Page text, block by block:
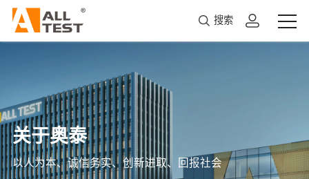
搜索
关于奥泰
以人为本、诚信务实、创新进取、回报社会